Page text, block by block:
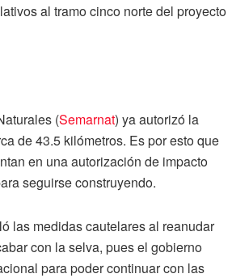
al tramo cinco norte del proyecto
(Semarnat) ya autorizó la
de 43.5 kilómetros. Es por esto que
en una autorización de impacto
seguirse construyendo.
las medidas cautelares al reanudar
con la selva, pues el gobierno
para poder continuar con las